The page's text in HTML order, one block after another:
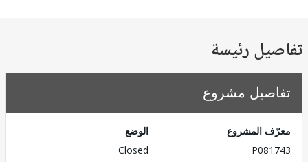
رئيسة
مشروع
المشروع